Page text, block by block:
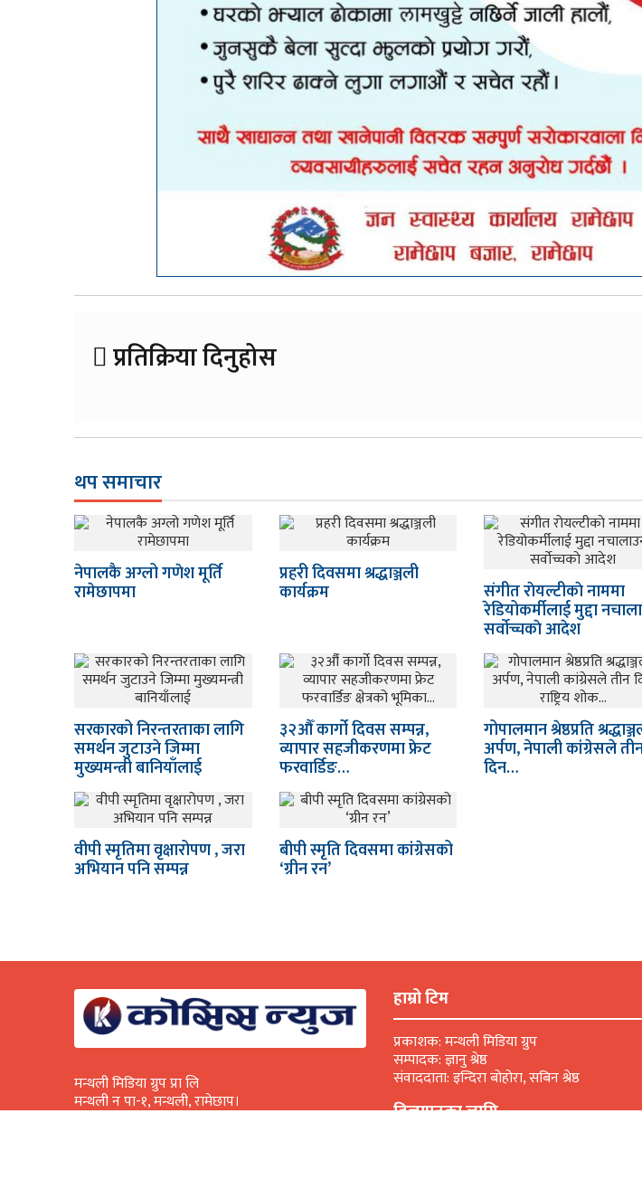
प्रतिक्रिया दिनुहोस
थप समाचार
नेपालकै अग्लो गणेश मूर्ति
रामेछापमा
प्रहरी दिवसमा श्रद्धाञ्जली
कार्यक्रम संगीत राेयल्टीकाे नाममा
रेडियोकर्मीलाई मुद्दा
सर्वाेच्चकाे आदेश
सरकारको निरन्तरताका लागि
समर्थन जुटाउने जिम्मा
मुख्यमन्त्री बानियाँलाई
३२औँ कार्गो दिवस सम्पन्न,
व्यापार सहजीकरणमा फ्रेट
फरवार्डिङ…
गोपालमान श्रेष्ठप्रति
अर्पण, नेपाली कांग्रेसले
दिन…
वीपी स्मृतिमा वृक्षारोपण , जरा
अभियान पनि सम्पन्न
बीपी स्मृति दिवसमा कांग्रेसको
‘ग्रीन रन’
मन्थली मिडिया ग्रुप प्रा लि
मन्थली न पा-१, मन्थली, रामेछाप।
हाम्रो टिम
प्रकाशक: मन्थली मिडिया ग्रुप
सम्पादक: ज्ञानु श्रेष्ठ
संवाददाता: इन्दिरा बोहोरा, सबिन श्रेष्ठ
विज्ञापनका लागि